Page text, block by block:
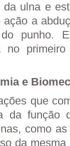
da ulna e
ação a
punho.
no
e
que
da função
como
da